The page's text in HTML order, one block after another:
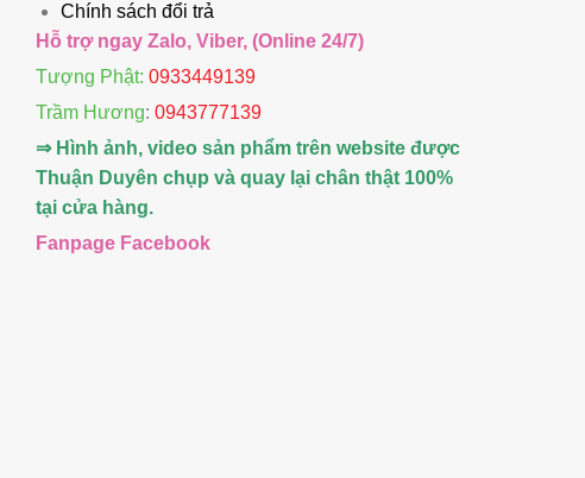
Chính sách đổi trả
Hỗ trợ ngay Zalo, Viber, (Online 24/7)
Tượng Phật: 0933449139
Trầm Hương: 0943777139
⇒ Hình ảnh, video sản phẩm trên website được
Thuận Duyên chụp và quay lại chân thật 100%
tại cửa hàng.
Fanpage Facebook